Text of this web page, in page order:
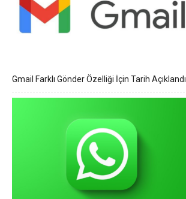
Gmail Farklı Gönder Özelliği İçin Tarih Açıklandı